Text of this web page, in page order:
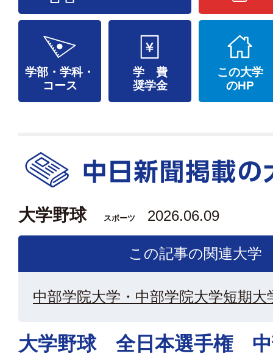
学部・学科・
コース
学 費
奨学金
この大学
のHP
大学野球 スポーツ 2026.06.09
この記事の関連大学
中部学院大学・中部学院大学短期大
大学野球 全日本選手権